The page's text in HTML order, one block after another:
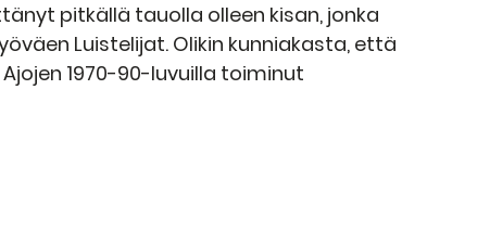
pitkällä tauolla olleen kisan, jonka
Luistelijat. Olikin kunniakasta, että
1970-90-luvuilla toiminut